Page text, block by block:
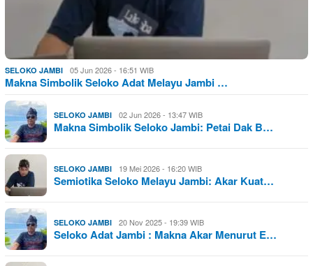
SELOKO JAMBI 05 Jun 2026 - 16:51 WIB
Makna Simbolik Seloko Adat Melayu Jambi …
SELOKO JAMBI 02 Jun 2026 - 13:47 WIB
Makna Simbolik Seloko Jambi: Petai Dak B…
SELOKO JAMBI 19 Mei 2026 - 16:20 WIB
Semiotika Seloko Melayu Jambi: Akar Kuat…
SELOKO JAMBI 20 Nov 2025 - 19:39 WIB
Seloko Adat Jambi : Makna Akar Menurut E…